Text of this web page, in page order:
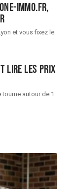
immo.fr,
et vous fixez le
lire les prix
tourne autour de 1